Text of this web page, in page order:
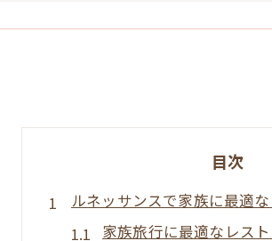
目次
ルネッサンスで家族に最適
家族旅行に最適なレス